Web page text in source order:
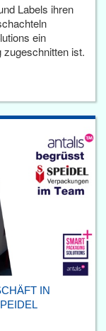
Labels ihren
ein
zugeschnitten ist.
IN